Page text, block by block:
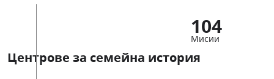
104
Мисии
Центрове за семейна история